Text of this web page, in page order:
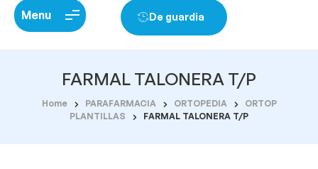
Menu De guardia
FARMAL TALONERA T/P
Home PARAFARMACIA ORTOPEDIA
ORTOP
PLANTILLAS
FARMAL TALONERA T/P